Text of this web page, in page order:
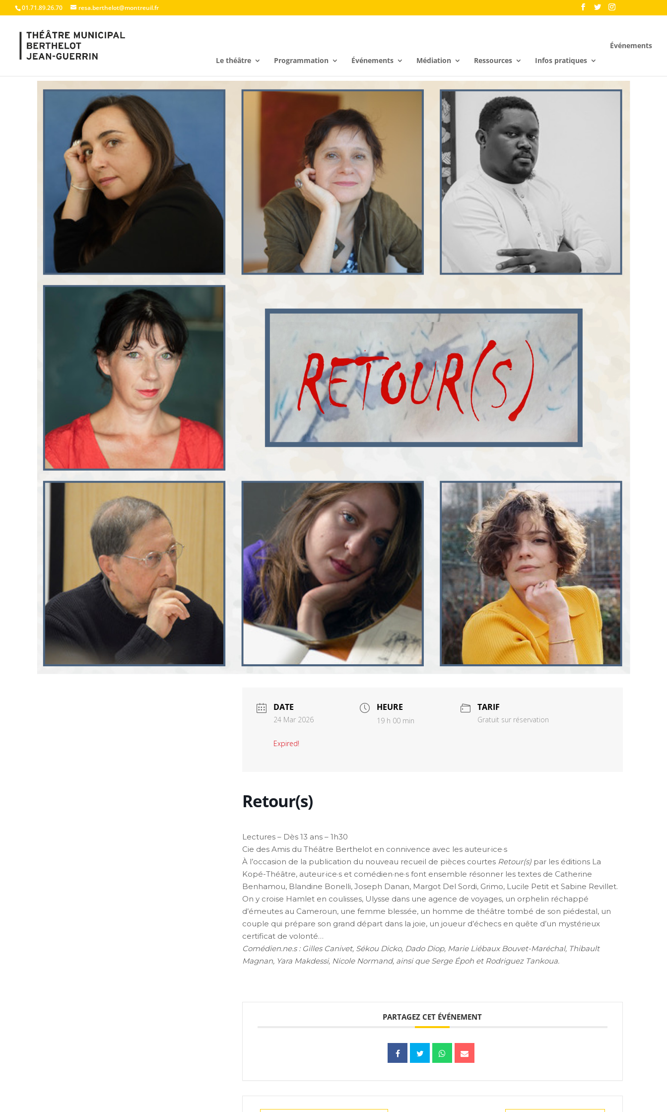
01.71.89.26.70 resa.berthelot@montreuil.fr
Le théâtre Programmation Événements Médiation Ressources Infos pratiques
Événements
DATE
24 Mar 2026
Expired!
HEURE
19 h 00 min
TARIF
Gratuit sur réservation
Retour(s)
Lectures – Dès 13 ans – 1h30
Cie des Amis du Théâtre Berthelot en connivence avec les auteur·ice·s
À l’occasion de la publication du nouveau recueil de pièces courtes Retour(s) par les éditions La
Kopé-Théâtre, auteur·ice·s et comédien·ne·s font ensemble résonner les textes de Catherine
Benhamou, Blandine Bonelli, Joseph Danan, Margot Del Sordi, Grimo, Lucile Petit et Sabine Revillet.
On y croise Hamlet en coulisses, Ulysse dans une agence de voyages, un orphelin réchappé
d’émeutes au Cameroun, une femme blessée, un homme de théâtre tombé de son piédestal, un
couple qui prépare son grand départ dans la joie, un joueur d’échecs en quête d’un mystérieux
certificat de volonté…
Comédien.ne.s : Gilles Canivet, Sékou Dicko, Dado Diop, Marie Liébaux Bouvet-Maréchal, Thibault
Magnan, Yara Makdessi, Nicole Normand, ainsi que Serge Époh et Rodriguez Tankoua.
PARTAGEZ CET ÉVÉNEMENT